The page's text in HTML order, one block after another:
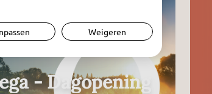
- Dagopening
Weigeren